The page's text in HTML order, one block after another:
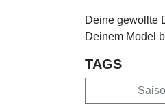
Deine gewollte
Deinem Model
TAGS